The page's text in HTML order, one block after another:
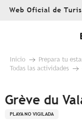
AllerWeb Oficial de
Inicio Prepara tu
Todas las actividades
Grève du
PLAYA NO VIGILADA